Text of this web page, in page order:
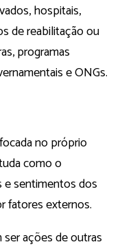
hospitais,
de reabilitação ou
programas
e ONGs.
no próprio
como o
sentimentos dos
fatores externos.
ações de outras